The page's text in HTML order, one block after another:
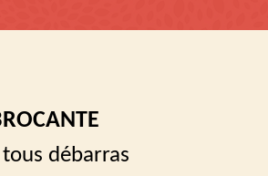
débarras